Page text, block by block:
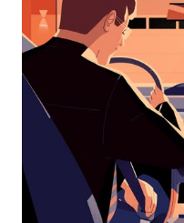
calendrier
et
sélectionner
une
date.
Appuyez
d'échappement
pour
fermer